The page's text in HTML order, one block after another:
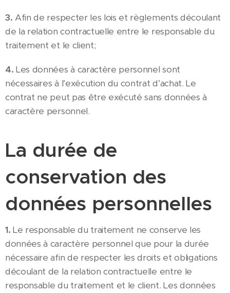
3.Afin de respecter les lois et règlements découlant
de la relation contractuelle entre le responsable du
traitement et le client;
4. Les données à caractère personnel sont
nécessaires à l’exécution du contrat d’achat. Le
contrat ne peut pas être exécuté sans données à
caractère personnel.
La durée de
conservation des
données personnelles
1. Le responsable du traitement ne conserve les
données à caractère personnel que pour la durée
nécessaire afin de respecter les droits et obligations
découlant de la relation contractuelle entre le
responsable du traitement et le client. Les données